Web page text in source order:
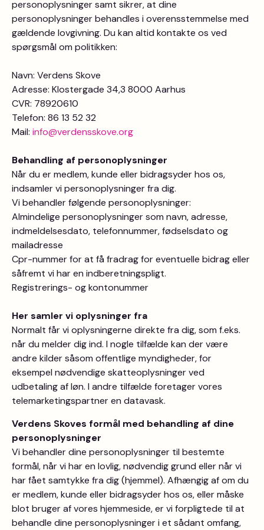
personoplysninger samt sikrer, at dine
personoplysninger behandles i overensstemmelse med
gældende lovgivning. Du kan altid kontakte os ved
spørgsmål om politikken:
Navn: Verdens Skove
Adresse: Klostergade 34,3 8000 Aarhus
CVR: 78920610
Telefon: 86 13 52 32
Mail: info@verdensskove.org
Behandling af personoplysninger
Når du er medlem, kunde eller bidragsyder hos os,
indsamler vi personoplysninger fra dig.
Vi behandler følgende personoplysninger:
Almindelige personoplysninger som navn, adresse,
indmeldelsesdato, telefonnummer, fødselsdato og
mailadresse
Cpr-nummer for at få fradrag for eventuelle bidrag eller
såfremt vi har en indberetningspligt.
Registrerings- og kontonummer
Her samler vi oplysninger fra
Normalt får vi oplysningerne direkte fra dig, som f.eks.
når du melder dig ind. I nogle tilfælde kan der være
andre kilder såsom offentlige myndigheder, for
eksempel nødvendige skatteoplysninger ved
udbetaling af løn. I andre tilfælde foretager vores
telemarketingspartner en datavask.
Verdens Skoves formål med behandling af dine
personoplysninger
Vi behandler dine personoplysninger til bestemte
formål, når vi har en lovlig, nødvendig grund eller når vi
har fået samtykke fra dig (hjemmel). Afhængig af om du
er medlem, kunde eller bidragsyder hos os, eller måske
blot bruger af vores hjemmeside, er vi forpligtede til at
behandle dine personoplysninger i et sådant omfang,